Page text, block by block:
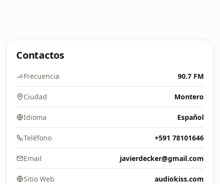
Contactos
Frecuencia 90.7 FM
Ciudad Montero
Idioma Español
Teléfono +591 78101646
Email javierdecker@gmail.com
Sitio Web audiokiss.com